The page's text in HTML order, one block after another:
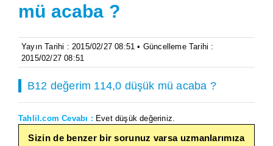
mü acaba ?
Yayın Tarihi : 2015/02/27 08:51 • Güncelleme Tarihi :
2015/02/27 08:51
B12 değerim 114,0 düşük mü acaba ?
Tahlil.com Cevabı : Evet düşük değeriniz.
Sizin de benzer bir sorunuz varsa uzmanlarımıza